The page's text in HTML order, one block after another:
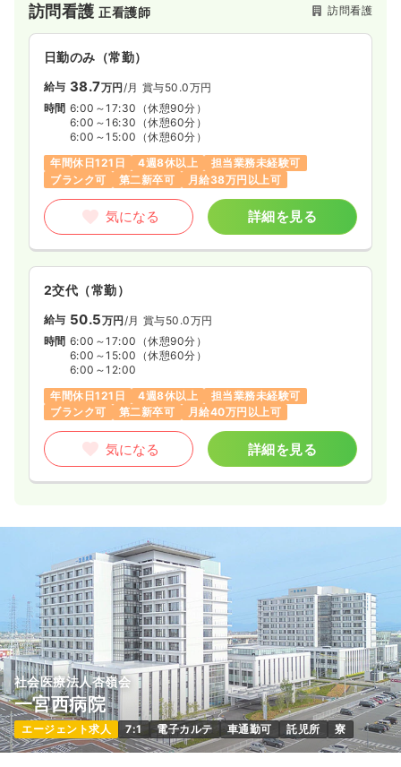
訪問看護正看護師 訪問看護
日勤のみ（常勤）
給与 38.7万円 /月 賞与50.0万円
時間 6:00～17:30 （休憩90分）
6:00～16:30 （休憩60分）
6:00～15:00 （休憩60分）
年間休日121日
4週8休以上
担当業務未経験可
ブランク可
第二新卒可 月給38万円以上可
気になる 詳細を見る
2交代（常勤）
給与 50.5万円 /月 賞与50.0万円
時間 6:00～17:00 （休憩90分）
6:00～15:00 （休憩60分）
6:00～12:00
年間休日121日
4週8休以上
担当業務未経験可
ブランク可
第二新卒可 月給40万円以上可
気になる 詳細を見る
社会医療法人杏嶺会
一宮西病院
エージェント求人 7:1 電子カルテ 車通勤可 託児所 寮